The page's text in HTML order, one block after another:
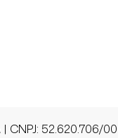
| CNPJ: 52.620.706/